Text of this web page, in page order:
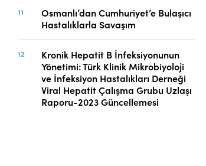
Osmanlı’dan Cumhuriyet’e Bulaşıcı
Hastalıklarla Savaşım
Kronik Hepatit B İnfeksiyonunun
Yönetimi: Türk Klinik Mikrobiyoloji
ve İnfeksiyon Hastalıkları Derneği
Viral Hepatit Çalışma Grubu Uzlaşı
Raporu-2023 Güncellemesi